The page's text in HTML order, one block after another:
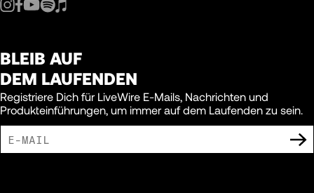
BLEIB AUF
DEM LAUFENDEN
Registriere Dich für LiveWire E-Mails, Nachrichten und
Produkteinführungen, um immer auf dem Laufenden zu sein.